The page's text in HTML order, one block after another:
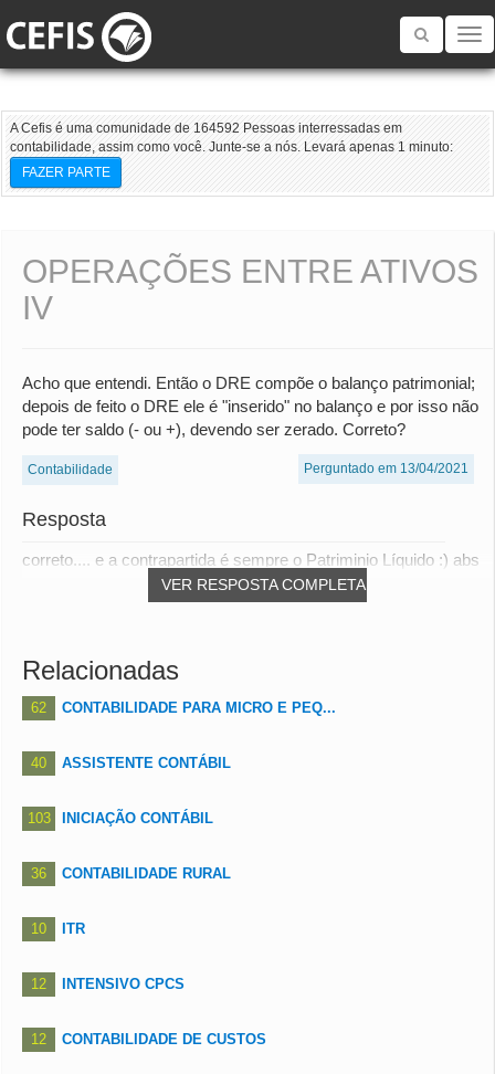
Toggle
A Cefis é uma comunidade de 164592 Pessoas interressadas em
contabilidade, assim como você. Junte-se a nós. Levará apenas 1 minuto:
FAZER PARTE
OPERAÇÕES ENTRE ATIVOS
IV
Acho que entendi. Então o DRE compõe o balanço patrimonial;
depois de feito o DRE ele é "inserido" no balanço e por isso não
pode ter saldo (- ou +), devendo ser zerado. Correto?
Contabilidade Perguntado em 13/04/2021
Resposta
VER RESPOSTA COMPLETA
correto.... e a contrapartida é sempre o Patriminio Líquido :) abs
Relacionadas
62 CONTABILIDADE PARA MICRO E PEQ...
40 ASSISTENTE CONTÁBIL
103 INICIAÇÃO CONTÁBIL
36 CONTABILIDADE RURAL
10 ITR
12 INTENSIVO CPCS
12 CONTABILIDADE DE CUSTOS